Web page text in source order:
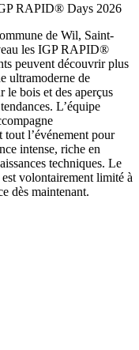
RAPID® Days 2026
de Wil, Saint-
les IGP RAPID®
peuvent découvrir plus
ultramoderne de
le bois et des aperçus
L’équipe
tout l’événement pour
intense, riche en
techniques. Le
volontairement limité à
dès maintenant.